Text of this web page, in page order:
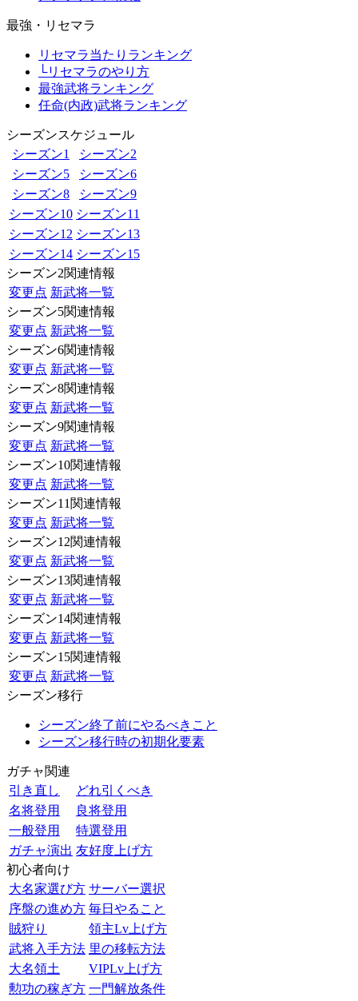
最強・リセマラ
リセマラ当たりランキング
└リセマラのやり方
最強武将ランキング
任命(内政)武将ランキング
シーズンスケジュール
シーズン1
シーズン2
シーズン5
シーズン6
シーズン8
シーズン9
シーズン10 シーズン11
シーズン12 シーズン13
シーズン14 シーズン15
シーズン2関連情報
変更点 新武将一覧
シーズン5関連情報
変更点 新武将一覧
シーズン6関連情報
変更点 新武将一覧
シーズン8関連情報
変更点 新武将一覧
シーズン9関連情報
変更点 新武将一覧
シーズン10関連情報
変更点 新武将一覧
シーズン11関連情報
変更点 新武将一覧
シーズン12関連情報
変更点 新武将一覧
シーズン13関連情報
変更点 新武将一覧
シーズン14関連情報
変更点 新武将一覧
シーズン15関連情報
変更点 新武将一覧
シーズン移行
シーズン終了前にやるべきこと
シーズン移行時の初期化要素
ガチャ関連
引き直し
どれ引くべき
名将登用
良将登用
一般登用
特選登用
ガチャ演出 友好度上げ方
初心者向け
大名家選び方 サーバー選択
序盤の進め方 毎日やること
賊狩り
領主Lv上げ方
武将入手方法 里の移転方法
大名領土
VIPLv上げ方
勲功の稼ぎ方 一門解放条件